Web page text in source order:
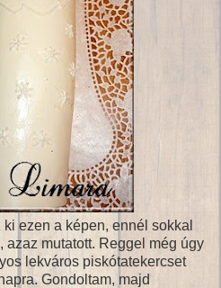
ezen a képen, ennél sokkal
azaz mutatott. Reggel még úgy
lekváros piskótatekercset
Gondoltam, majd